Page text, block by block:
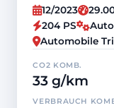
12/2023
204 PS
Automobile
CO2 KOMB.
33 g/km
VERBRAUCH